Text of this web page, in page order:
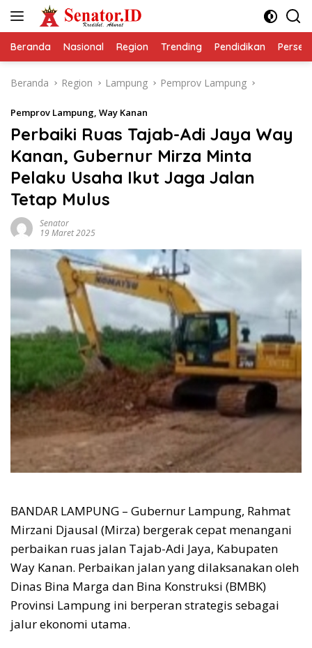
Beranda Nasional Region Trending Pendidikan
Beranda Region Lampung Pemprov Lampung
Pemprov Lampung, Way Kanan
Perbaiki Ruas Tajab-Adi Jaya Way
Kanan, Gubernur Mirza Minta
Pelaku Usaha Ikut Jaga Jalan
Tetap Mulus
Senator
19 Maret 2025
BANDAR LAMPUNG – Gubernur Lampung, Rahmat
Mirzani Djausal (Mirza) bergerak cepat menangani
perbaikan ruas jalan Tajab-Adi Jaya, Kabupaten
Way Kanan. Perbaikan jalan yang dilaksanakan oleh
Dinas Bina Marga dan Bina Konstruksi (BMBK)
Provinsi Lampung ini berperan strategis sebagai
jalur ekonomi utama.